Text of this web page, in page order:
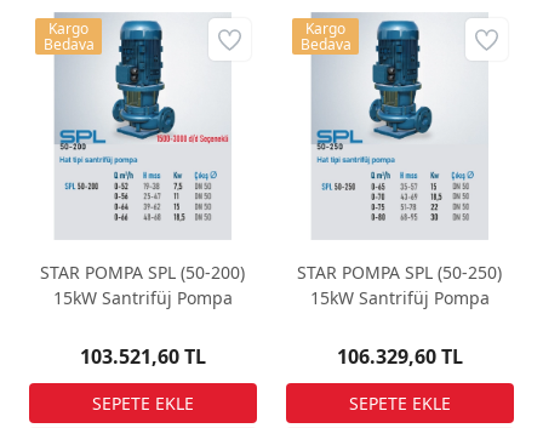
STAR POMPA SPL (50-200)
15kW Santrifüj Pompa
103.521,60 TL
Kargo
Bedava
STAR POMPA SPL (50-250)
15kW Santrifüj Pompa
106.329,60 TL
Kargo
Bedava